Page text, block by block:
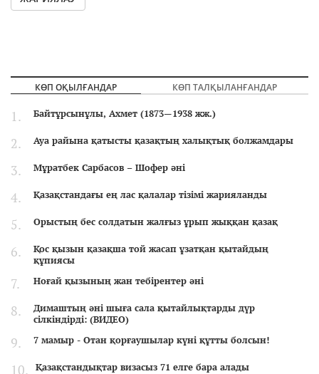
КӨП ОҚЫЛҒАНДАР КӨП ТАЛҚЫЛАНҒАНДАР
Байтұрсынұлы, Ахмет (1873—1938 жж.)
Ауа райына қатысты қазақтың халықтық болжамдары
Мұратбек Сарбасов – Шофер әні
Қазақстандағы ең лас қалалар тізімі жарияланды
Орыстың бес солдатын жалғыз ұрып жыққан қазақ
Қос қызын қазақша той жасап ұзатқан қытайдың
құпиясы
Ноғай қызының жан тебірентер әні
Димаштың әні шыға сала қытайлықтарды дүр
сілкіндірді: (ВИДЕО)
7 мамыр - Отан қорғаушылар күні құтты болсын!
Қазақстандықтар визасыз 71 елге бара алады